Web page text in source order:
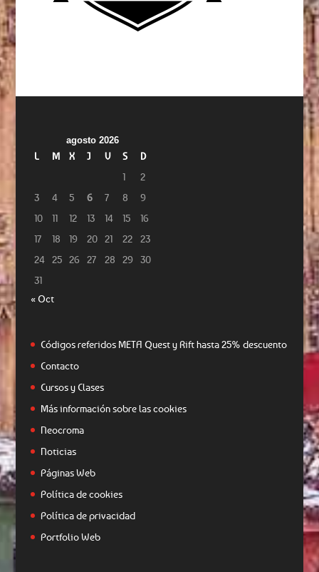
agosto 2026
L M X J V S
D
1
2
3
4 5 6 7 8
9
10
11 12 13 14 15
16
17
18 19 20 21 22
23
24
25 26 27 28 29
30
31
« Oct
Códigos referidos META Quest y Rift hasta 25% descuento
Contacto
Cursos y Clases
Más información sobre las cookies
Neocroma
Noticias
Páginas Web
Política de cookies
Política de privacidad
Portfolio Web